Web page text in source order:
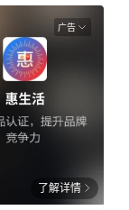
广告
了解详情